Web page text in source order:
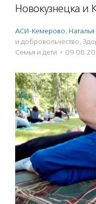
Новокузнецка и
АСИ-Кемерово,
и доброволь­чест­во,
Семья и дети ·